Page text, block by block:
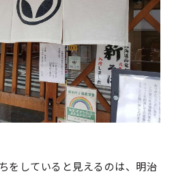
をしていると見えるのは、明治